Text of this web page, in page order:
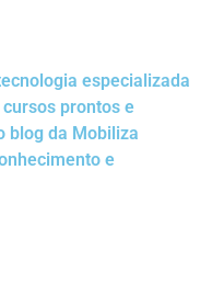
especializada
prontos e
blog da Mobiliza
e